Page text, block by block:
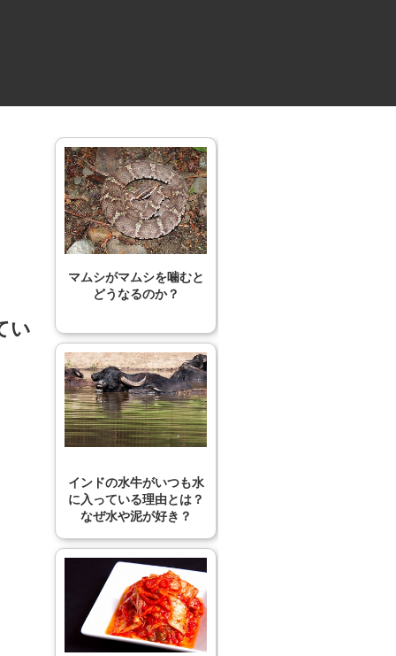
い
マムシがマムシを噛むと
どうなるのか？
インドの水牛がいつも水
に入っている理由とは？
なぜ水や泥が好き？